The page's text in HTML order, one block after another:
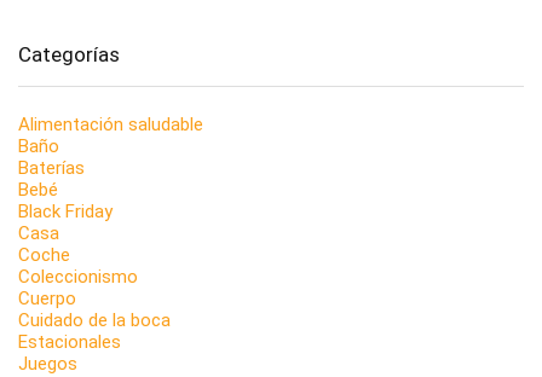
Categorías
Alimentación saludable
Baño
Baterías
Bebé
Black Friday
Casa
Coche
Coleccionismo
Cuerpo
Cuidado de la boca
Estacionales
Juegos